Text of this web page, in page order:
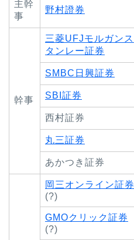
主幹
事
野村證券
幹事
三菱UFJモルガンス
タンレー証券
SMBC日興証券
SBI証券
西村証券
丸三証券
あかつき証券
岡三オンライン証券
(?)
GMOクリック証券
(?)